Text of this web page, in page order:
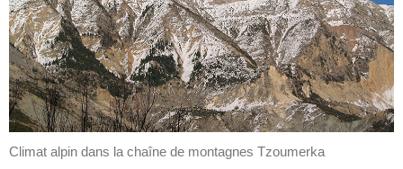
Climat alpin dans la chaîne de montagnes Tzoumerka